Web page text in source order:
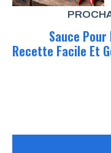
Sauce Pour
Recette Facile Et